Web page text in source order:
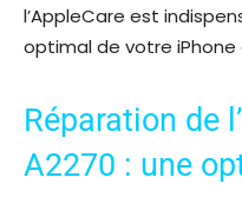
l’AppleCare est
optimal de votre
Réparation de
A2270 : une